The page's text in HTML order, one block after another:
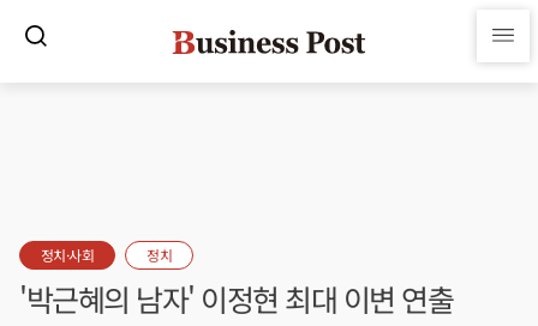
정치·사회 정치
'박근혜의 남자' 이정현 최대 이변 연출